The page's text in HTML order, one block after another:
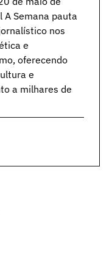
Semana pauta
nos
e
oferecendo
e
a milhares de